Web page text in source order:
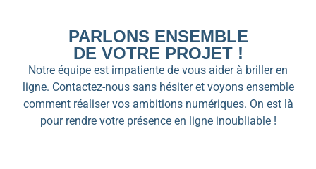
PARLONS ENSEMBLE
DE VOTRE PROJET !
Notre équipe est impatiente de vous aider à briller en
ligne. Contactez-nous sans hésiter et voyons ensemble
comment réaliser vos ambitions numériques. On est là
pour rendre votre présence en ligne inoubliable !